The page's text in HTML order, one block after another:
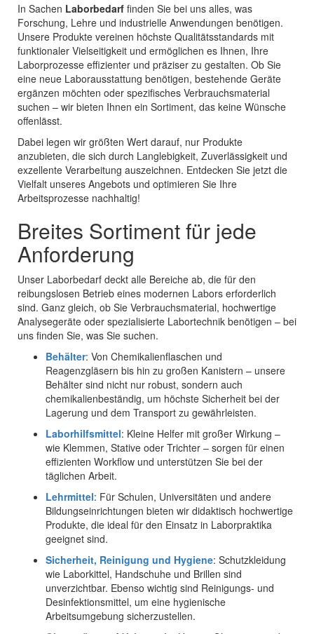
In Sachen Laborbedarf finden Sie bei uns alles, was
Forschung, Lehre und industrielle Anwendungen benötigen.
Unsere Produkte vereinen höchste Qualitätsstandards mit
funktionaler Vielseitigkeit und ermöglichen es Ihnen, Ihre
Laborprozesse effizienter und präziser zu gestalten. Ob Sie
eine neue Laborausstattung benötigen, bestehende Geräte
ergänzen möchten oder spezifisches Verbrauchsmaterial
suchen – wir bieten Ihnen ein Sortiment, das keine Wünsche
offenlässt.
Dabei legen wir größten Wert darauf, nur Produkte
anzubieten, die sich durch Langlebigkeit, Zuverlässigkeit und
exzellente Verarbeitung auszeichnen. Entdecken Sie jetzt die
Vielfalt unseres Angebots und optimieren Sie Ihre
Arbeitsprozesse nachhaltig!
Breites Sortiment für jede
Anforderung
Unser Laborbedarf deckt alle Bereiche ab, die für den
reibungslosen Betrieb eines modernen Labors erforderlich
sind. Ganz gleich, ob Sie Verbrauchsmaterial, hochwertige
Analysegeräte oder spezialisierte Labortechnik benötigen – bei
uns finden Sie, was Sie suchen.
Behälter: Von Chemikalienflaschen und
Reagenzgläsern bis hin zu großen Kanistern – unsere
Behälter sind nicht nur robust, sondern auch
chemikalienbeständig, um höchste Sicherheit bei der
Lagerung und dem Transport zu gewährleisten.
Laborhilfsmittel: Kleine Helfer mit großer Wirkung –
wie Klemmen, Stative oder Trichter – sorgen für einen
effizienten Workflow und unterstützen Sie bei der
täglichen Arbeit.
Lehrmittel: Für Schulen, Universitäten und andere
Bildungseinrichtungen bieten wir didaktisch hochwertige
Produkte, die ideal für den Einsatz in Laborpraktika
geeignet sind.
Sicherheit, Reinigung und Hygiene: Schutzkleidung
wie Laborkittel, Handschuhe und Brillen sind
unverzichtbar. Ebenso wichtig sind Reinigungs- und
Desinfektionsmittel, um eine hygienische
Arbeitsumgebung sicherzustellen.